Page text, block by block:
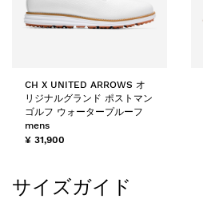
CH X UNITED ARROWS オ
リジナルグランド ポストマン
ゴルフ ウォータープルーフ
mens
¥ 31,900
サイズガイド